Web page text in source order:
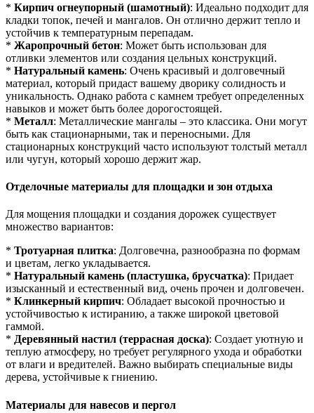
* Кирпич огнеупорный (шамотный): Идеально подходит для
кладки топок, печей и мангалов. Он отлично держит тепло и
устойчив к температурным перепадам.
* Жаропрочный бетон: Может быть использован для
отливки элементов или создания цельных конструкций.
* Натуральный камень: Очень красивый и долговечный
материал, который придаст вашему дворику солидность и
уникальность. Однако работа с камнем требует определенных
навыков и может быть более дорогостоящей.
* Металл: Металлические мангалы – это классика. Они могут
быть как стационарными, так и переносными. Для
стационарных конструкций часто используют толстый металл
или чугун, который хорошо держит жар.
Отделочные материалы для площадки и зон отдыха
Для мощения площадки и создания дорожек существует
множество вариантов:
* Тротуарная плитка: Долговечна, разнообразна по формам
и цветам, легко укладывается.
* Натуральный камень (пластушка, брусчатка): Придает
изысканный и естественный вид, очень прочен и долговечен.
* Клинкерный кирпич: Обладает высокой прочностью и
устойчивостью к истиранию, а также широкой цветовой
гаммой.
* Деревянный настил (террасная доска): Создает уютную и
теплую атмосферу, но требует регулярного ухода и обработки
от влаги и вредителей. Важно выбирать специальные виды
дерева, устойчивые к гниению.
Материалы для навесов и пергол